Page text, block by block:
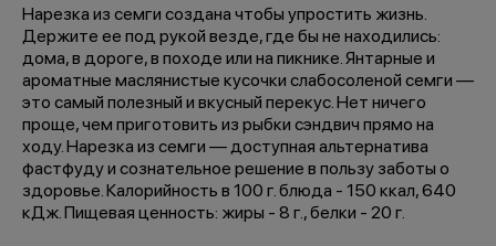
Нарезка из семги создана чтобы упростить жизнь.
Держите ее под рукой везде, где бы не находились:
дома, в дороге, в походе или на пикнике. Янтарные и
ароматные маслянистые кусочки слабосоленой семги —
это самый полезный и вкусный перекус. Нет ничего
проще, чем приготовить из рыбки сэндвич прямо на
ходу. Нарезка из семги — доступная альтернатива
фастфуду и сознательное решение в пользу заботы о
здоровье. Калорийность в 100 г. блюда - 150 ккал, 640
кДж. Пищевая ценность: жиры - 8 г., белки - 20 г.